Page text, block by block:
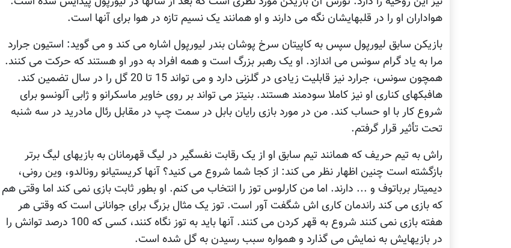
هواداران او را در قلبهایشان نگه می دارند و او همانند یک نسیم تازه در هوا برای آنها است.
بازیکن سابق لیورپول سپس به کاپیتان سرخ پوشان بندر لیورپول اشاره می کند و می گوید: استیون جرارد
مرا به یاد گرام سونس می اندازد. او یک رهبر بزرگ است و همه افراد به دور او هستند که حرکت می کنند.
همچون سونس، جرارد نیز قابلیت زیادی در گلزنی دارد و می تواند 15 تا 20 گل را در سال تضمین کند.
هافبکهای کناری او نیز کاملا سودمند هستند. بنیتز می تواند بر روی خاویر ماسکرانو و ژابی آلونسو برای
شروع کار با او حساب کند. من در مورد بازی رایان بابل در سمت چپ در مقابل رئال مادرید در سه شنبه
تحت تأثیر قرار گرفتم.
راش به تیم حریف که همانند تیم سابق او از یک رقابت نفسگیر در لیگ قهرمانان به بازیهای لیگ برتر
بازگشته است چنین اظهار نظر می کند: از کجا شما شروع می کنید؟ آنها کریستیانو رونالدو، وین رونی،
دیمیتار برباتوف و ... دارند. اما من کارلوس توز را انتخاب می کنم. او بطور ثابت بازی نمی کند اما وقتی هم
که بازی می کند راندمان کاری اش شگفت آور است. توز یک مثال بزرگ برای جوانانی است که وقتی هر
هفته بازی نمی کنند شروع به قهر کردن می کنند. آنها باید به توز نگاه کنند، کسی که 100 درصد توانش را
در بازیهایش به نمایش می گذارد و همواره سبب رسیدن به گل شده است.